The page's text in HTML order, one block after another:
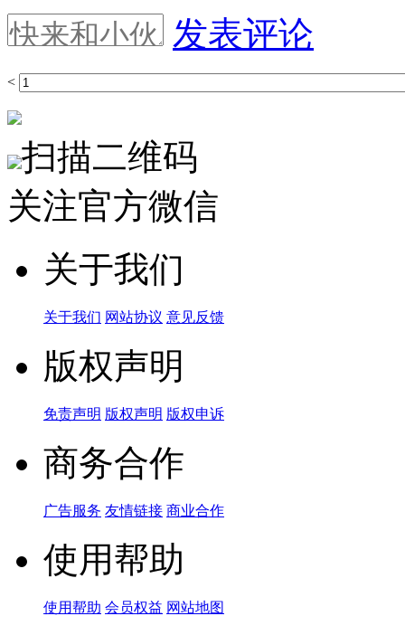
发表评论
<
扫描二维码
关注官方微信
关于我们
关于我们 网站协议 意见反馈
版权声明
免责声明 版权声明 版权申诉
商务合作
广告服务 友情链接 商业合作
使用帮助
使用帮助 会员权益 网站地图